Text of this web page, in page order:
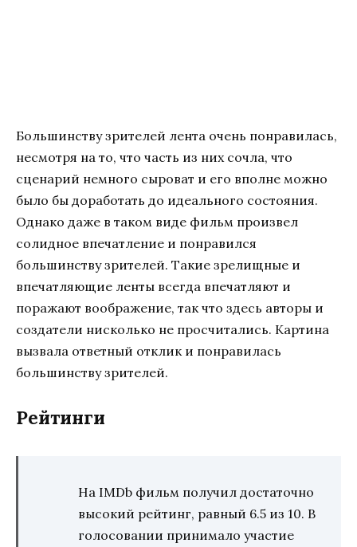
Большинству зрителей лента очень понравилась,
несмотря на то, что часть из них сочла, что
сценарий немного сыроват и его вполне можно
было бы доработать до идеального состояния.
Однако даже в таком виде фильм произвел
солидное впечатление и понравился
большинству зрителей. Такие зрелищные и
впечатляющие ленты всегда впечатляют и
поражают воображение, так что здесь авторы и
создатели нисколько не просчитались. Картина
вызвала ответный отклик и понравилась
большинству зрителей.
Рейтинги
На IMDb фильм получил достаточно
высокий рейтинг, равный 6.5 из 10. В
голосовании принимало участие